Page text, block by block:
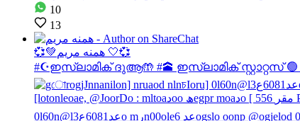
10
13
💞💚همنه مريم 🤍💞
#☪️ഇസ്ലാമിക് ദുആ🤲 #🕋 ഇസ്ലാമിക് സ്റ്റാറ്റസ്